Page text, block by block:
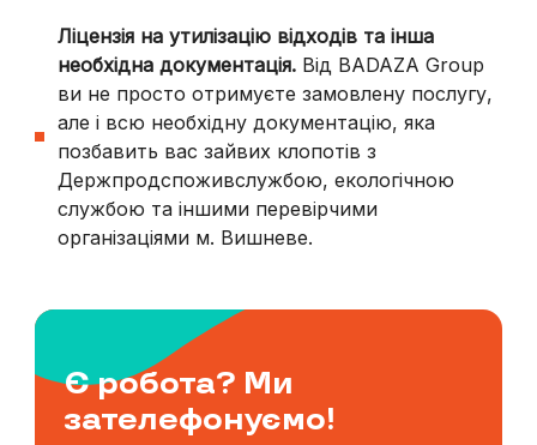
Ліцензія на утилізацію відходів та інша
необхідна документація. Від BADAZA Group
ви не просто отримуєте замовлену послугу,
але і всю необхідну документацію, яка
позбавить вас зайвих клопотів з
Держпродспоживслужбою, екологічною
службою та іншими перевірчими
організаціями м. Вишневе.
Є робота? Ми
зателефонуємо!